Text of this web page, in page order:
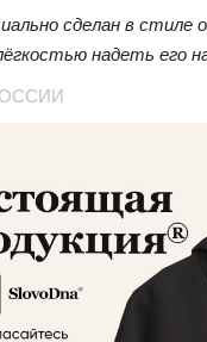
сделан в стиле
надеть его